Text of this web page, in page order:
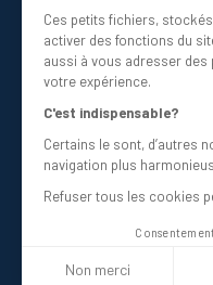
Ces petits fichiers,
activer des fonctions du
aussi à vous adresser
votre expérience.
C'est indispensable?
Certains le sont, d’autres
navigation plus
Refuser tous les cookies
Non merci
Cette